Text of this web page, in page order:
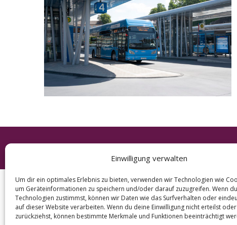
Einwilligung verwalten
Um dir ein optimales Erlebnis zu bieten, verwenden wir Technologien wie
um Geräteinformationen zu speichern und/oder darauf zuzugreifen. Wenn
Technologien zustimmst, können wir Daten wie das Surfverhalten oder
auf dieser Website verarbeiten. Wenn du deine Einwilligung nicht erteilst oder
zurückziehst, können bestimmte Merkmale und Funktionen beeinträchtigt
e
a
r
c
h
f
o
r
: